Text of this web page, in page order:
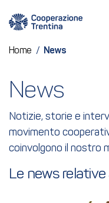
Home / News
News
Notizie, storie e
movimento
coinvolgono il nostro
Le news relative